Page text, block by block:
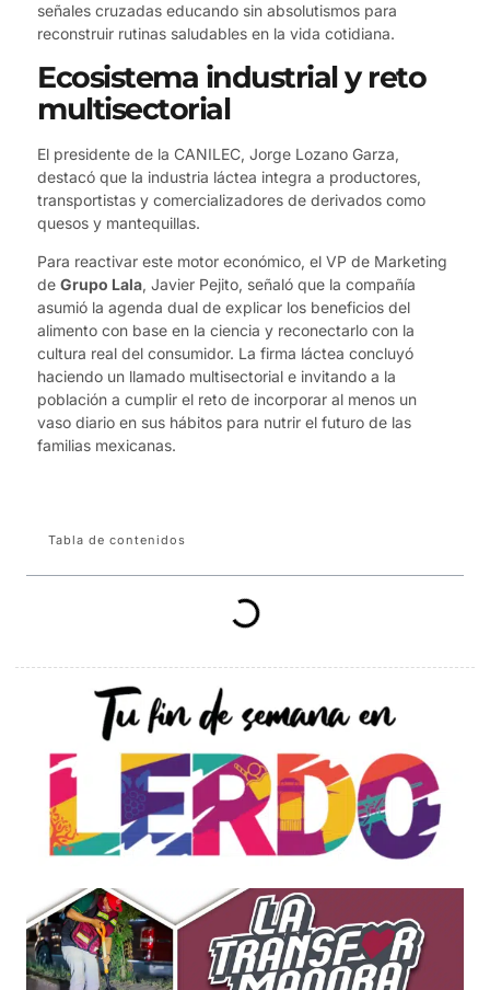
señales cruzadas educando sin absolutismos para
reconstruir rutinas saludables en la vida cotidiana.
Ecosistema industrial y reto
multisectorial
El presidente de la CANILEC, Jorge Lozano Garza,
destacó que la industria láctea integra a productores,
transportistas y comercializadores de derivados como
quesos y mantequillas.
Para reactivar este motor económico, el VP de Marketing
de Grupo Lala, Javier Pejito, señaló que la compañía
asumió la agenda dual de explicar los beneficios del
alimento con base en la ciencia y reconectarlo con la
cultura real del consumidor. La firma láctea concluyó
haciendo un llamado multisectorial e invitando a la
población a cumplir el reto de incorporar al menos un
vaso diario en sus hábitos para nutrir el futuro de las
familias mexicanas.
Tabla de contenidos